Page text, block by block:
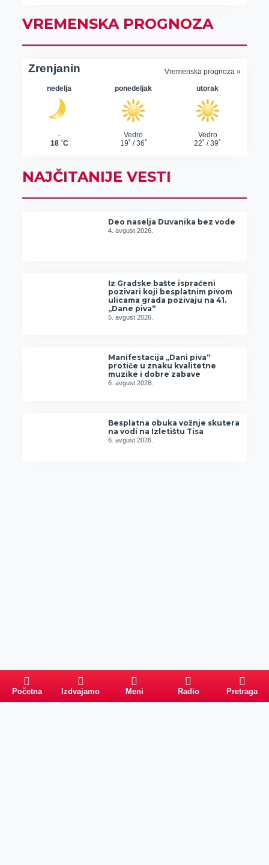
VREMENSKA PROGNOZA
NAJČITANIJE VESTI
Deo naselja Duvanika bez vode
4. avgust 2026.
Iz Gradske bašte ispraćeni
pozivari koji besplatnim pivom
ulicama grada pozivaju na 41.
„Dane piva“
5. avgust 2026.
Manifestacija „Dani piva“
protiče u znaku kvalitetne
muzike i dobre zabave
6. avgust 2026.
Besplatna obuka vožnje skutera
na vodi na Izletištu Tisa
6. avgust 2026.
Početna Izdvajamo Meni Radio Pretraga